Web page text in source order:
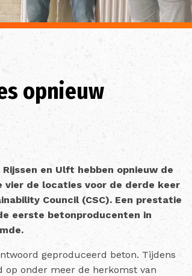
opnieuw
en Ulft hebben opnieuw de
vier de locaties voor de derde keer
Council (CSC). Een prestatie
eerste betonproducenten in
geproduceerd beton. Tijdens
op onder meer de herkomst van